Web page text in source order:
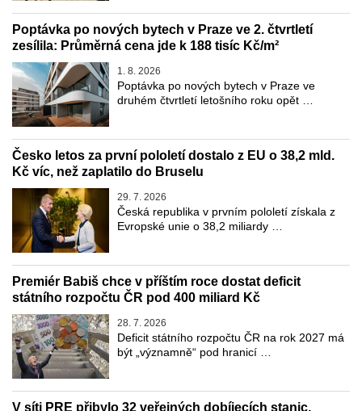
Poptávka po nových bytech v Praze ve 2. čtvrtletí
zesílila: Průměrná cena jde k 188 tisíc Kč/m²
1. 8. 2026
Poptávka po nových bytech v Praze ve
druhém čtvrtletí letošního roku opět …
Česko letos za první pololetí dostalo z EU o 38,2 mld.
Kč víc, než zaplatilo do Bruselu
29. 7. 2026
Česká republika v prvním pololetí získala z
Evropské unie o 38,2 miliardy …
Premiér Babiš chce v příštím roce dostat deficit
státního rozpočtu ČR pod 400 miliard Kč
28. 7. 2026
Deficit státního rozpočtu ČR na rok 2027 má
být „významně“ pod hranicí …
V síti PRE přibylo 32 veřejných dobíjecích stanic.